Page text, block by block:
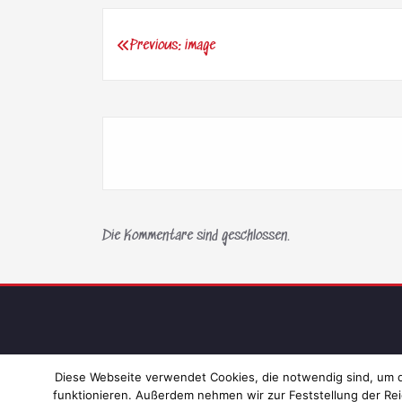
Beitragsnavigation
Previous: image
Die Kommentare sind geschlossen.
Diese Webseite verwendet Cookies, die notwendig sind,
funktionieren. Außerdem nehmen wir zur Feststellung der